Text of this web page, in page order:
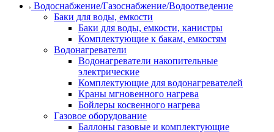
Водоснабжение/Газоснабжение/Водоотведение
Баки для воды, емкости
Баки для воды, емкости, канистры
Комплектующие к бакам, емкостям
Водонагреватели
Водонагреватели накопительные
электрические
Комплектующие для водонагревателей
Краны мгновенного нагрева
Бойлеры косвенного нагрева
Газовое оборудование
Баллоны газовые и комплектующие